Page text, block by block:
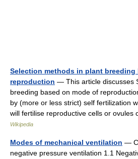
Selection methods in plant breeding
reproduction — This article discusses
breeding based on mode of
by (more or less strict) self fertilization
will fertilise reproductive cells or
Wikipedia
Modes of mechanical ventilation —
negative pressure ventilation 1.1